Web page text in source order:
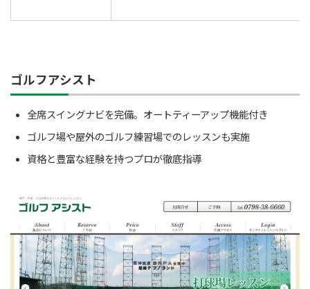
ゴルフアシスト
全席スイングナビを完備。オートティーアップ機能付き
ゴルフ場や屋外のゴルフ練習場でのレッスンも実施
資格と豊富な経験を持つプロが徹底指導